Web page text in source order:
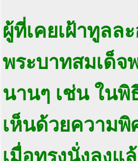
ผู้ที่เคยเฝ้าทูลล
พระบาทสมเด็จ
นานๆ เช่น ใน
เห็นด้วยความพิ
เมื่อทรงนั่งลงแ